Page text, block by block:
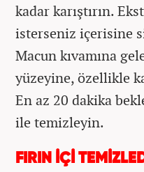
kadar karıştırın.
isterseniz içerisine
Macun kıvamına
yüzeyine, özellikle
En az 20 dakika
ile temizleyin.
FIRIN İÇİ